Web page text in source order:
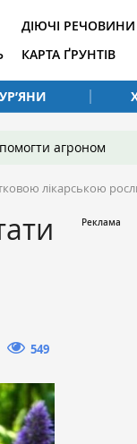
ДІЮЧІ РЕЧОВИНИ
КАРТА ҐРУНТІВ
агроном
лікарською
549